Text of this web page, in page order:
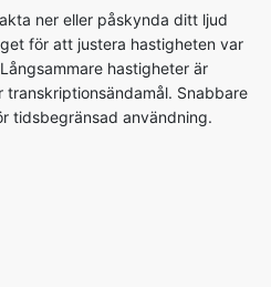
ner eller påskynda ditt ljud
för att justera hastigheten var
hastigheter är
transkriptionsändamål. Snabbare
tidsbegränsad användning.